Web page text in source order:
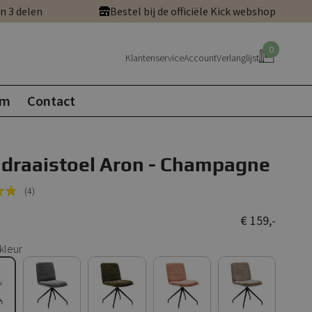
3 delen Bestel bij de officiële Kick webshop
KlantenserviceAccountVerlanglijst
0
Contact
Aron - Champagne
(4)
€ 159,-